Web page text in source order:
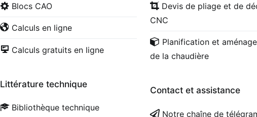
Blocs CAO
Calculs en ligne
Calculs gratuits en ligne
Littérature technique
Bibliothèque technique
Devis de pliage et de
CNC
Planification et
de la chaudière
Contact et assistance
Notre chaîne de